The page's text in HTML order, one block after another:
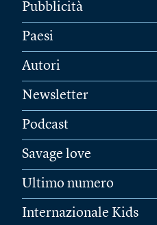
Pubblicità
Paesi
Autori
Newsletter
Podcast
Savage love
Ultimo numero
Internazionale Kids